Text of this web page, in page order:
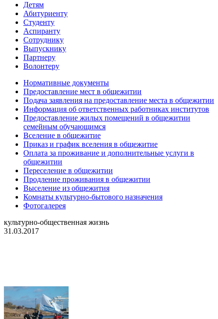
Детям
Абитуриенту
Студенту
Аспиранту
Сотруднику
Выпускнику
Партнеру
Волонтеру
Нормативные документы
Предоставление мест в общежитии
Подача заявления на предоставление места в общежитии
Информация об ответственных работниках институтов
Предоставление жилых помещений в общежитии
семейным обучающимся
Вселение в общежитие
Приказ и график вселения в общежитие
Оплата за проживание и дополнительные услуги в
общежитии
Переселение в общежитии
Продление проживания в общежитии
Выселение из общежития
Комнаты культурно-бытового назначения
Фотогалерея
культурно-общественная жизнь
31.03.2017